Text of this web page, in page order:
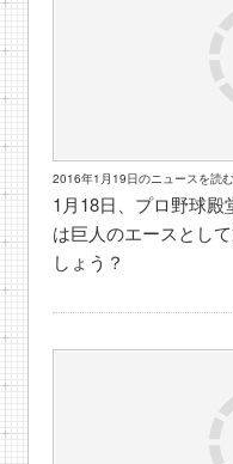
2016年1月19日のニュースを読
1月18日、プロ野球
は巨人のエースとし
しょう？